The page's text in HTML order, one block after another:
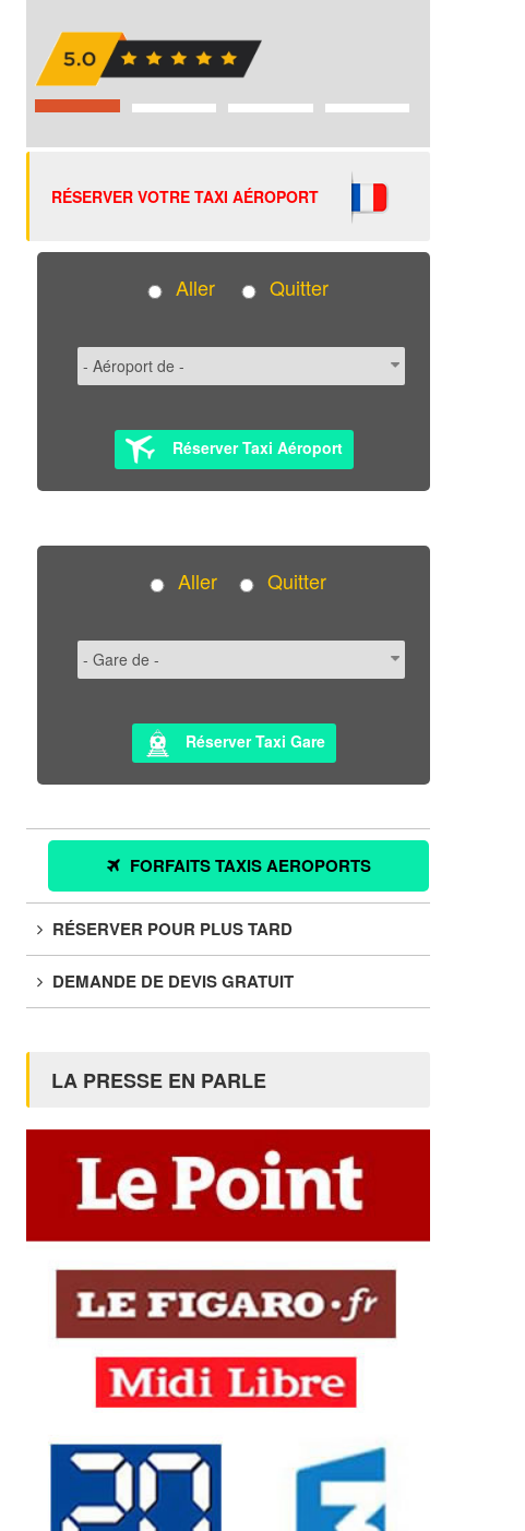
RÉSERVER VOTRE TAXI AÉROPORT
Aller Quitter
Réserver Taxi Aéroport
Aller Quitter
Réserver Taxi Gare
FORFAITS TAXIS AEROPORTS
RÉSERVER POUR PLUS TARD
DEMANDE DE DEVIS GRATUIT
LA PRESSE EN PARLE